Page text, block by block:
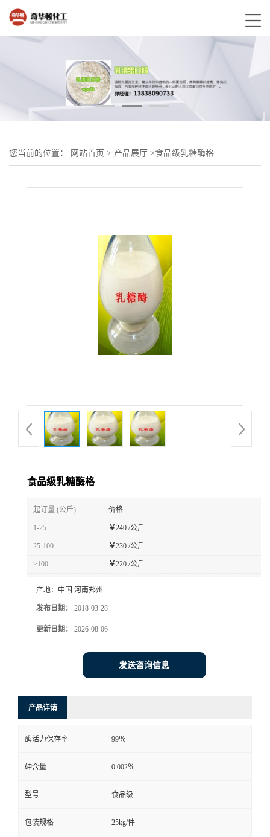
您当前的位置： 网站首页 > 产品展厅 >食品级乳糖酶格
食品级乳糖酶格
起订量 (公斤) 价格
1-25 ￥240 /公斤
25-100 ￥230 /公斤
≥100 ￥220 /公斤
产地： 中国 河南郑州
发布日期： 2018-03-28
更新日期： 2026-08-06
发送咨询信息
产品详请
酶活力保存率 99％
砷含量 0.002％
型号 食品级
包装规格 25kg/件